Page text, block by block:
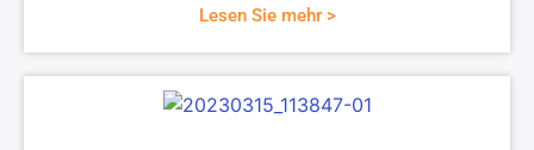
Lesen Sie mehr >